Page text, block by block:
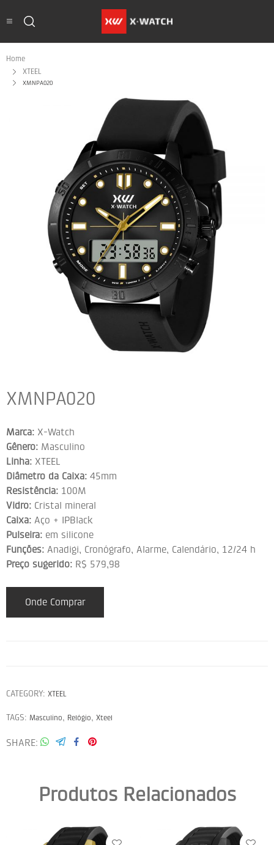
Home
XTEEL
XMNPA020
XMNPA020
Marca: X-Watch
Gênero: Masculino
Linha: XTEEL
Diâmetro da Caixa: 45mm
Resistência: 100M
Vidro: Cristal mineral
Caixa: Aço + IPBlack
Pulseira: em silicone
Funções: Anadigi, Cronógrafo, Alarme, Calendário, 12/24 h
Preço sugerido: R$ 579,98
Onde Comprar
CATEGORY: XTEEL
TAGS: Masculino, Relógio, Xteel
SHARE
Produtos Relacionados